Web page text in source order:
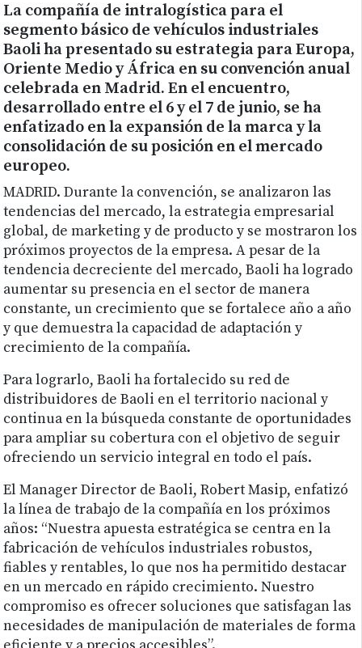
La compañía de intralogística para el
segmento básico de vehículos industriales
Baoli ha presentado su estrategia para Europa,
Oriente Medio y África en su convención anual
celebrada en Madrid. En el encuentro,
desarrollado entre el 6 y el 7 de junio, se ha
enfatizado en la expansión de la marca y la
consolidación de su posición en el mercado
europeo.
MADRID. Durante la convención, se analizaron las
tendencias del mercado, la estrategia empresarial
global, de marketing y de producto y se mostraron los
próximos proyectos de la empresa. A pesar de la
tendencia decreciente del mercado, Baoli ha logrado
aumentar su presencia en el sector de manera
constante, un crecimiento que se fortalece año a año
y que demuestra la capacidad de adaptación y
crecimiento de la compañía.
Para lograrlo, Baoli ha fortalecido su red de
distribuidores de Baoli en el territorio nacional y
continua en la búsqueda constante de oportunidades
para ampliar su cobertura con el objetivo de seguir
ofreciendo un servicio integral en todo el país.
El Manager Director de Baoli, Robert Masip, enfatizó
la línea de trabajo de la compañía en los próximos
años: “Nuestra apuesta estratégica se centra en la
fabricación de vehículos industriales robustos,
fiables y rentables, lo que nos ha permitido destacar
en un mercado en rápido crecimiento. Nuestro
compromiso es ofrecer soluciones que satisfagan las
necesidades de manipulación de materiales de forma